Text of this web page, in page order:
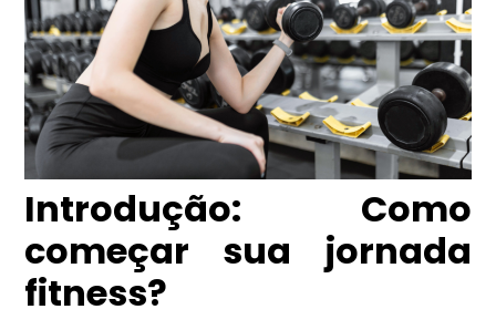
Introdução: Como
começar sua jornada
fitness?